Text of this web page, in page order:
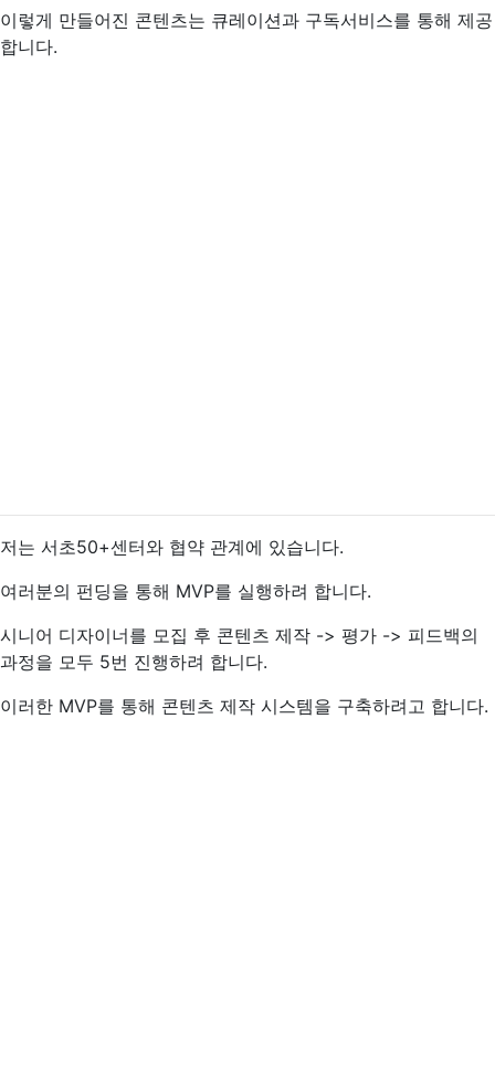
이렇게 만들어진 콘텐츠는 큐레이션과 구독서비스를 통해 제공
합니다.
저는 서초50+센터와 협약 관계에 있습니다.
여러분의 펀딩을 통해 MVP를 실행하려 합니다.
시니어 디자이너를 모집 후 콘텐츠 제작 -> 평가 -> 피드백의
과정을 모두 5번 진행하려 합니다.
이러한 MVP를 통해 콘텐츠 제작 시스템을 구축하려고 합니다.